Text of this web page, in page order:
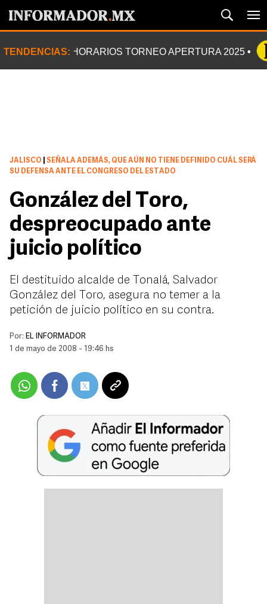
TENDENCIAS: HORARIOS TORNEO APERTURA 2025
JALISCO
SEÑALA ADEMÁS, QUE AÚN NO TIENE DEFINIDO CUÁL SERÁ
SU DEFENSA ANTE EL CONGRESO DEL ESTADO
González del Toro,
despreocupado ante
juicio político
El destituido alcalde de Tonalá, Salvador
González del Toro, asegura no temer a la
petición de juicio político en su contra.
Por: EL INFORMADOR
1 de mayo de 2008 - 19:46 hs